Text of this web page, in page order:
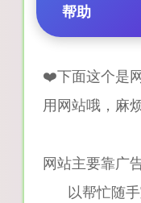
帮助
❤️下面这个是
用网站哦，麻
网站主要靠广
以帮忙随